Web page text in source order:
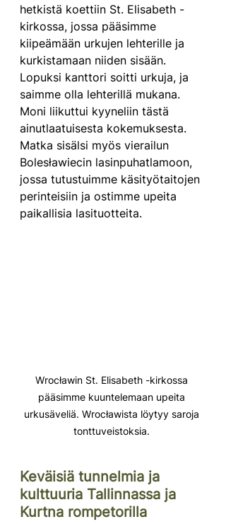
hetkistä koettiin St. Elisabeth -
kirkossa, jossa pääsimme
kiipeämään urkujen lehterille ja
kurkistamaan niiden sisään.
Lopuksi kanttori soitti urkuja, ja
saimme olla lehterillä mukana.
Moni liikuttui kyyneliin tästä
ainutlaatuisesta kokemuksesta.
Matka sisälsi myös vierailun
Bolesławiecin lasinpuhatlamoon,
jossa tutustuimme käsityötaitojen
perinteisiin ja ostimme upeita
paikallisia lasituotteita.
Wrocławin St. Elisabeth -kirkossa
pääsimme kuuntelemaan upeita
urkusäveliä. Wrocławista löytyy saroja
tonttuveistoksia.
Keväisiä tunnelmia ja
kulttuuria Tallinnassa ja
Kurtna rompetorilla